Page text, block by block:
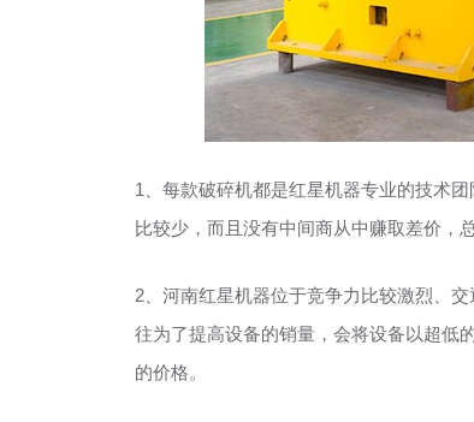
1、每款破碎机都是红星机器专业的技术
比较少，而且没有中间商从中赚取差价，
2、河南红星机器位于竞争力比较激烈、
往为了提高设备的销量，会将设备以超低
的价格。